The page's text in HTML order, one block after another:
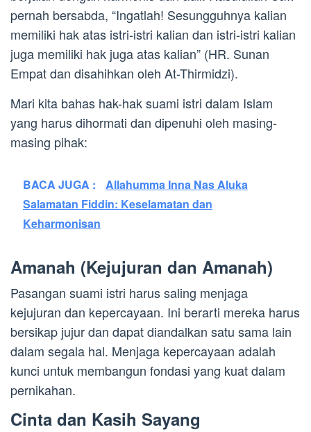
pernah bersabda, “Ingatlah! Sesungguhnya kalian
memiliki hak atas istri-istri kalian dan istri-istri kalian
juga memiliki hak juga atas kalian” (HR. Sunan
Empat dan disahihkan oleh At-Thirmidzi).
Mari kita bahas hak-hak suami istri dalam Islam
yang harus dihormati dan dipenuhi oleh masing-
masing pihak:
BACA JUGA :
Allahumma Inna Nas Aluka
Salamatan Fiddin: Keselamatan dan
Keharmonisan
Amanah (Kejujuran dan Amanah)
Pasangan suami istri harus saling menjaga
kejujuran dan kepercayaan. Ini berarti mereka harus
bersikap jujur dan dapat diandalkan satu sama lain
dalam segala hal. Menjaga kepercayaan adalah
kunci untuk membangun fondasi yang kuat dalam
pernikahan.
Cinta dan Kasih Sayang